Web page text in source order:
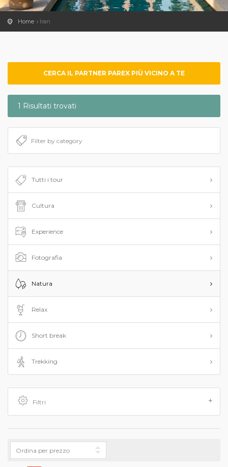
Home Iran
CERCA IL PARTNER PAREX PIÙ VICINO A TE
1 Risultati trovati
Tutti i tour
Cultura
Experience
Fotografia
Natura
Relax
Short break
Trekking
Filtri